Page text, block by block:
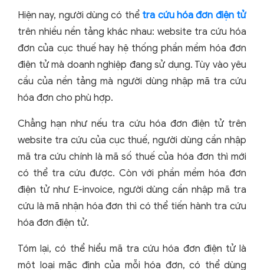
Hiện nay, người dùng có thể tra cứu hóa đơn điện tử
trên nhiều nền tảng khác nhau: website tra cứu hóa
đơn của cục thuế hay hệ thống phần mềm hóa đơn
điện tử mà doanh nghiệp đang sử dụng. Tùy vào yêu
cầu của nền tảng mà người dùng nhập mã tra cứu
hóa đơn cho phù hợp.
Chẳng hạn như nếu tra cứu hóa đơn điện tử trên
website tra cứu của cục thuế, người dùng cần nhập
mã tra cứu chính là mã số thuế của hóa đơn thì mới
có thể tra cứu được. Còn với phần mềm hóa đơn
điện tử như E-invoice, người dùng cần nhập mã tra
cứu là mã nhận hóa đơn thì có thể tiến hành tra cứu
hóa đơn điện tử.
Tóm lại, có thể hiểu mã tra cứu hóa đơn điện tử là
một loại mặc định của mỗi hóa đơn, có thể dùng